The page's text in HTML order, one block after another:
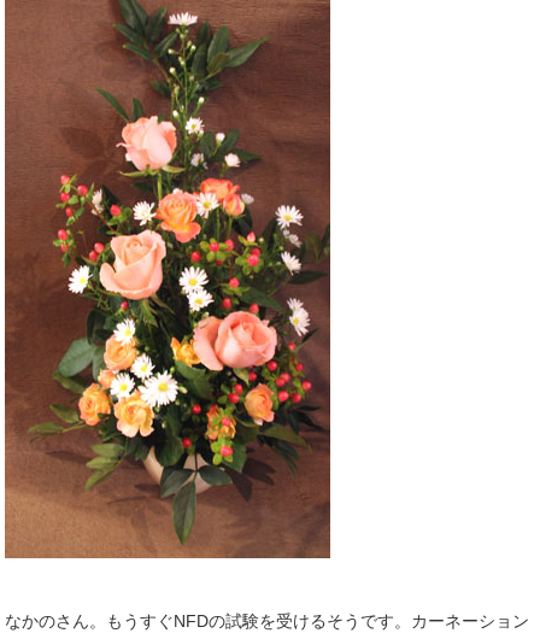
なかのさん。もうすぐNFDの試験を受けるそうです。カーネーション